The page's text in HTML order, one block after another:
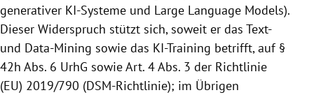
generativer KI-Systeme und Large Language Models).
Dieser Widerspruch stützt sich, soweit er das Text-
und Data-Mining sowie das KI-Training betrifft, auf §
42h Abs. 6 UrhG sowie Art. 4 Abs. 3 der Richtlinie
(EU) 2019/790 (DSM-Richtlinie); im Übrigen